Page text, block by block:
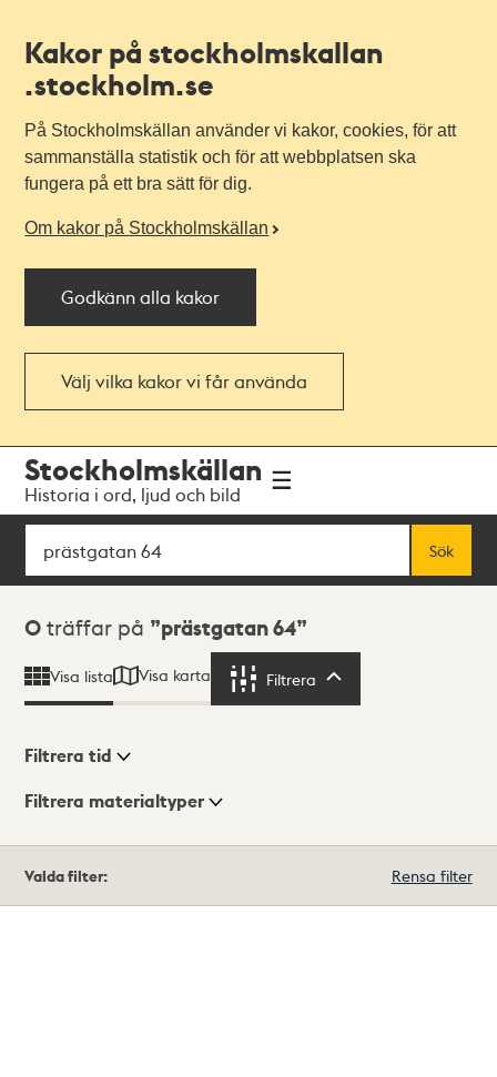
Kakor på stockholmskallan
.stockholm.se
På Stockholmskällan använder vi kakor, cookies, för att
sammanställa statistik och för att webbplatsen ska
fungera på ett bra sätt för dig.
Om kakor på Stockholmskällan
Godkänn alla kakor
Välj vilka kakor vi får använda
navigationen
huvudinnehållet
Stockholmskällan
Historia i ord, ljud och bild
Sök
Sök
Sökresultat
0 träffar på prästgatan 64
Visa lista Visa karta Filtrera
Visningsläge
Filtrera tid
Filtrera materialtyper
träffar
Valda filter: Rensa filter